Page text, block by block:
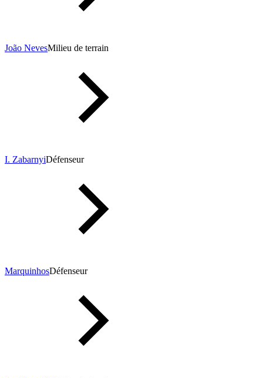
João NevesMilieu de terrain
I. ZabarnyiDéfenseur
MarquinhosDéfenseur